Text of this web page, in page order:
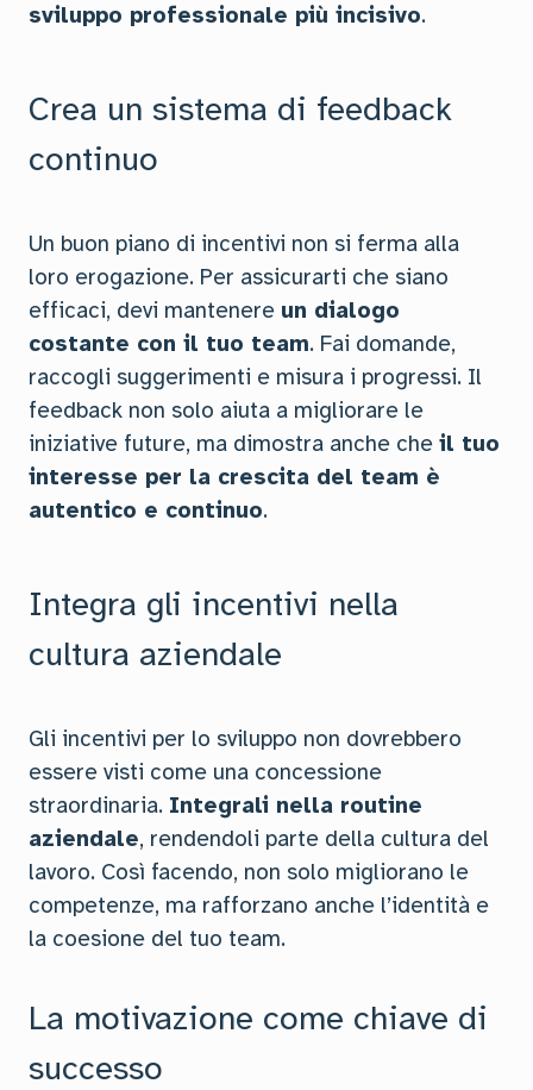
sviluppo professionale più incisivo.
Crea un sistema di feedback
continuo
Un buon piano di incentivi non si ferma alla
loro erogazione. Per assicurarti che siano
efficaci, devi mantenere un dialogo
costante con il tuo team. Fai domande,
raccogli suggerimenti e misura i progressi. Il
feedback non solo aiuta a migliorare le
iniziative future, ma dimostra anche che il tuo
interesse per la crescita del team è
autentico e continuo.
Integra gli incentivi nella
cultura aziendale
Gli incentivi per lo sviluppo non dovrebbero
essere visti come una concessione
straordinaria. Integrali nella routine
aziendale, rendendoli parte della cultura del
lavoro. Così facendo, non solo migliorano le
competenze, ma rafforzano anche l’identità e
la coesione del tuo team.
La motivazione come chiave di
successo